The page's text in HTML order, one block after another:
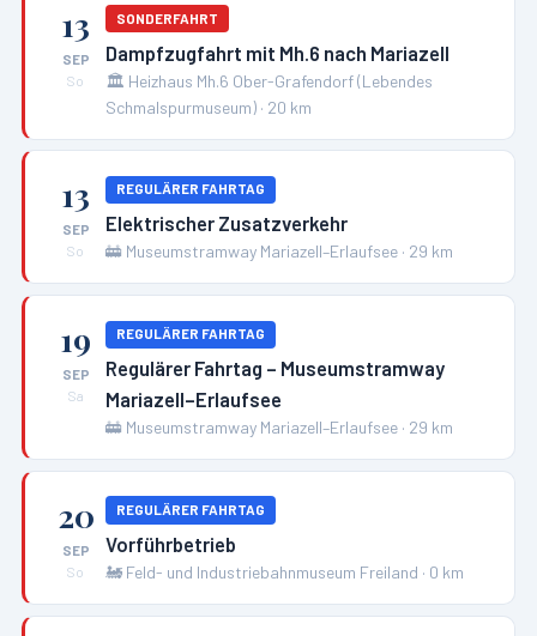
13
SEP
So
SONDERFAHRT
Dampfzugfahrt mit Mh.6 nach Mariazell
🏛️ Heizhaus Mh.6 Ober-Grafendorf (Lebendes
Schmalspurmuseum) · 20 km
13
SEP
So
REGULÄRER FAHRTAG
Elektrischer Zusatzverkehr
🚋 Museumstramway Mariazell–Erlaufsee · 29 km
19
SEP
Sa
REGULÄRER FAHRTAG
Regulärer Fahrtag – Museumstramway
Mariazell–Erlaufsee
🚋 Museumstramway Mariazell–Erlaufsee · 29 km
20
SEP
So
REGULÄRER FAHRTAG
Vorführbetrieb
🚂 Feld- und Industriebahnmuseum Freiland · 0 km